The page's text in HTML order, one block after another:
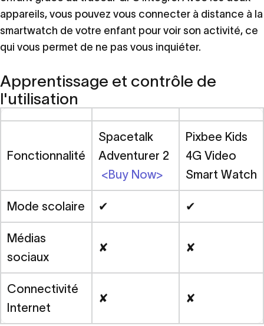
appareils, vous pouvez vous connecter à distance à la
smartwatch de votre enfant pour voir son activité, ce
qui vous permet de ne pas vous inquiéter.
Apprentissage et contrôle de
l'utilisation
Fonctionnalité
Spacetalk
Adventurer 2
<Buy Now>
Pixbee Kids
4G Video
Smart Watch
Mode scolaire ✔ ✔
Médias
sociaux
✘ ✘
Connectivité
Internet
✘ ✘